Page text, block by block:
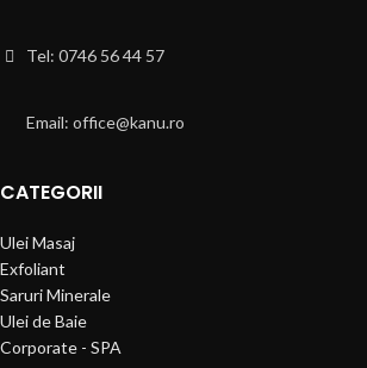
Tel: 0746 56 44 57
Email: office@kanu.ro
CATEGORII
Ulei Masaj
Exfoliant
Saruri Minerale
Ulei de Baie
Corporate - SPA